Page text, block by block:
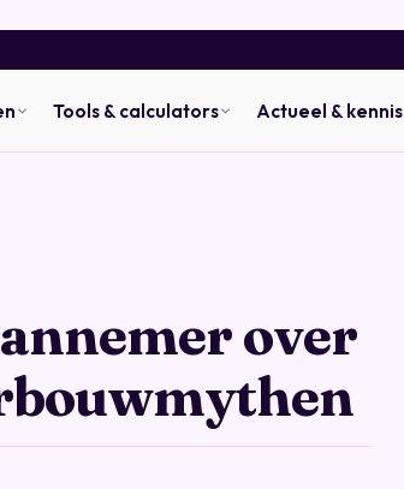
Tools & calculators Actueel & kennis
over